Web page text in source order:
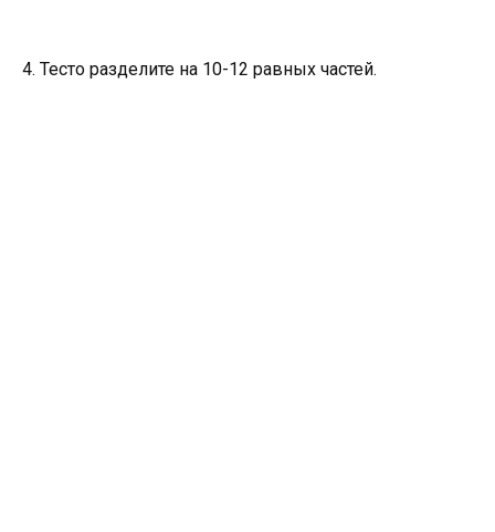
4. Тесто разделите на 10-12 равных частей.